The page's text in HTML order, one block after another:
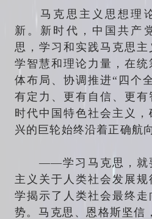
马克思主义思想理论
新。新时代，中国共产
思，学习和实践马克思
学智慧和理论力量，在统
体布局、协调推进“四个
有定力、更有自信、更
时代中国特色社会主义
兴的巨轮始终沿着正确航
——学习马克思，就要
主义关于人类社会发展
学揭示了人类社会最终
势。马克思、恩格斯坚信